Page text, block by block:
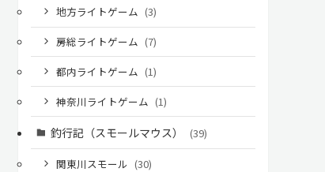
地方ライトゲーム (3)
房総ライトゲーム (7)
都内ライトゲーム (1)
神奈川ライトゲーム (1)
釣行記（スモールマウス） (39)
関東川スモール (30)